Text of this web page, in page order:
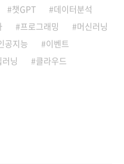
챗GPT
데이터분석
프로그래밍
머신러닝
공지능
이벤트
러닝
클라우드